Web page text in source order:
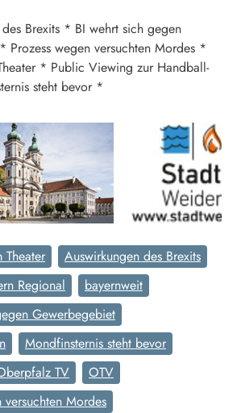
Brexits * BI wehrt sich gegen
Prozess wegen versuchten Mordes *
* Public Viewing zur Handball-
steht bevor *
Theater
Auswirkungen des Brexits
Regional
bayernweit
Gewerbegebiet
Mondfinsternis steht bevor
TV
OTV
versuchten Mordes